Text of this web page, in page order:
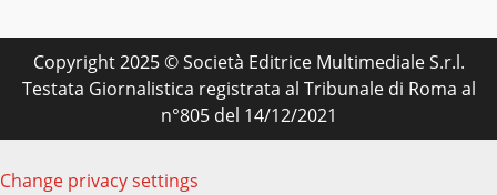
Copyright 2025 © Società Editrice Multimediale S.r.l.
Testata Giornalistica registrata al Tribunale di Roma al
n°805 del 14/12/2021
Change privacy settings